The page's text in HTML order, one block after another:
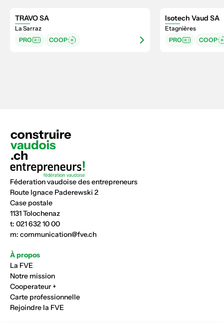
TRAVO SA
La Sarraz
PRO
COOP
Isotech Vaud SA
Etagnières
PRO
COOP
Féderation vaudoise des entrepreneurs
Route Ignace Paderewski 2
Case postale
1131 Tolochenaz
t: 021 632 10 00
m: communication@fve.ch
À propos
La FVE
Notre mission
Cooperateur +
Carte professionnelle
Rejoindre la FVE